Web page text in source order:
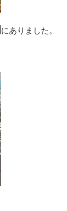
にありました。